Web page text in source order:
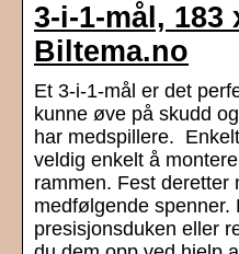
3-i-1-mål, 183
Biltema.no
Et 3-i-1-mål er det
kunne øve på skudd
har medspillere.
veldig enkelt å
rammen. Fest deretter
medfølgende spenner.
presisjonsduken eller